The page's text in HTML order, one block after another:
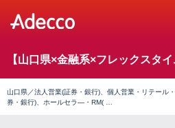
【山口県×金融系×フレックスタ
山口県／法人営業(証券・銀行)、個人営業・リテール
券・銀行)、ホールセラ―・RM( …